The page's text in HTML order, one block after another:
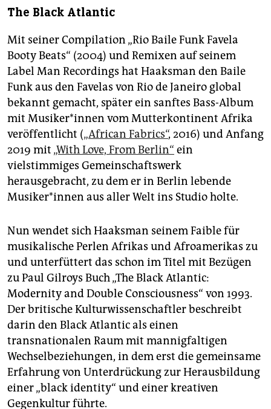
The Black Atlantic
Mit seiner Compilation „Rio Baile Funk Favela
Booty Beats“ (2004) und Remixen auf seinem
Label Man Recordings hat Haaksman den Baile
Funk aus den Favelas von Rio de Janeiro global
bekannt gemacht, später ein sanftes Bass-Album
mit Musiker*innen vom Mutterkontinent Afrika
veröffentlicht („African Fabrics“, 2016) und Anfang
2019 mit „With Love, From Berlin“ ein
vielstimmiges Gemeinschaftswerk
herausgebracht, zu dem er in Berlin lebende
Musiker*innen aus aller Welt ins Studio holte.
Nun wendet sich Haaksman seinem Faible für
musikalische Perlen Afrikas und Afroamerikas zu
und unterfüttert das schon im Titel mit Bezügen
zu Paul Gilroys Buch „The Black Atlantic:
Modernity and Double Consciousness“ von 1993.
Der britische Kulturwissenschaftler beschreibt
darin den Black Atlantic als einen
transnationalen Raum mit mannigfaltigen
Wechselbeziehungen, in dem erst die gemeinsame
Erfahrung von Unterdrückung zur Herausbildung
einer „black identity“ und einer kreativen
Gegenkultur führte.